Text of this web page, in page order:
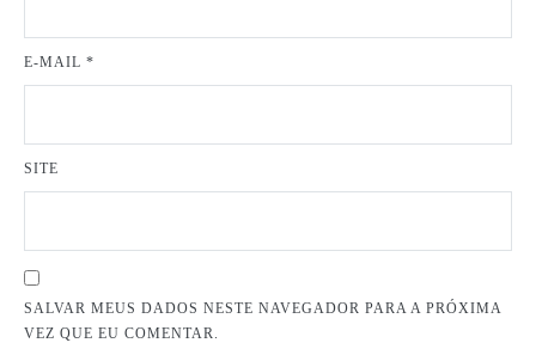
E-MAIL *
SITE
SALVAR MEUS DADOS NESTE NAVEGADOR PARA A PRÓXIMA
VEZ QUE EU COMENTAR.